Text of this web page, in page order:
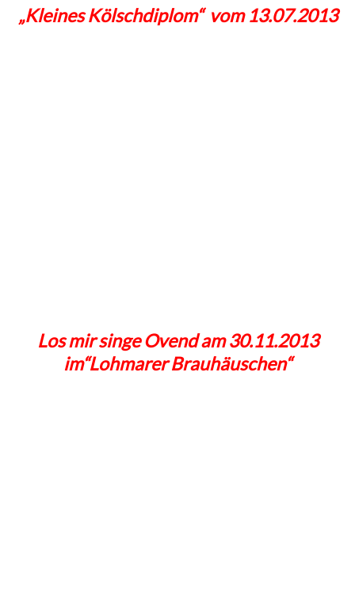
„Kleines Kölschdiplom“ vom 13.07.2013
Los mir singe Ovend am 30.11.2013
im“Lohmarer Brauhäuschen“